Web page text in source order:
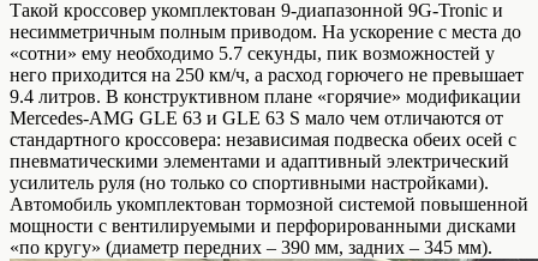
Такой кроссовер укомплектован 9-диапазонной 9G-Tronic и
несимметричным полным приводом. На ускорение с места до
«сотни» ему необходимо 5.7 секунды, пик возможностей у
него приходится на 250 км/ч, а расход горючего не превышает
9.4 литров. В конструктивном плане «горячие» модификации
Mercedes-AMG GLE 63 и GLE 63 S мало чем отличаются от
стандартного кроссовера: независимая подвеска обеих осей с
пневматическими элементами и адаптивный электрический
усилитель руля (но только со спортивными настройками).
Автомобиль укомплектован тормозной системой повышенной
мощности с вентилируемыми и перфорированными дисками
«по кругу» (диаметр передних – 390 мм, задних – 345 мм).